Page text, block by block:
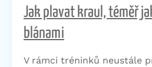
Jak plavat kraul, téměř
blánami
V rámci tréninků neustále